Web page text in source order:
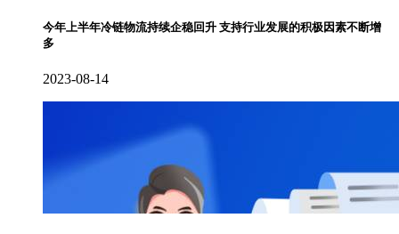
今年上半年冷链物流持续企稳回升 支持行业发展的积极因素不断增
多
2023-08-14